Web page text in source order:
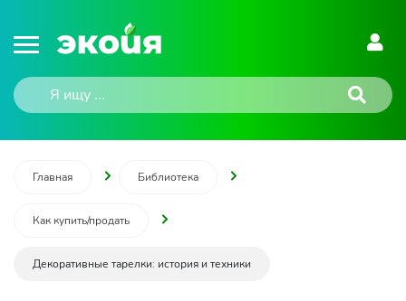
Главная Библиотека
Как купить/продать
Декоративные тарелки: история и техники